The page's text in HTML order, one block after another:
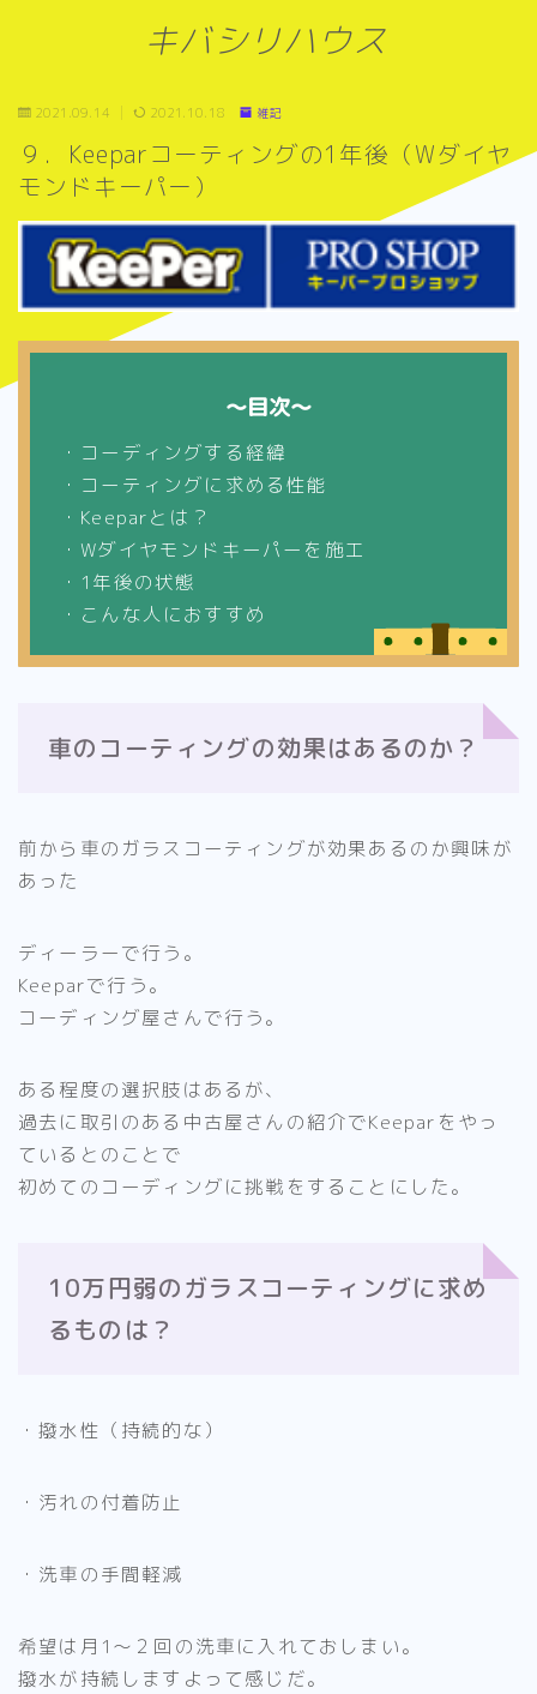
キバシリハウス
2021.09.14 2021.10.18 雑記
９．Keeparコーティングの1年後（Wダイヤ
モンドキーパー）
～目次～
・コーディングする経緯
・コーティングに求める性能
・Keeparとは？
・Wダイヤモンドキーパーを施工
・1年後の状態
・こんな人におすすめ
車のコーティングの効果はあるのか？
前から車のガラスコーティングが効果あるのか興味が
あった
ディーラーで行う。
Keeparで行う。
コーディング屋さんで行う。
ある程度の選択肢はあるが、
過去に取引のある中古屋さんの紹介でKeeparをやっ
ているとのことで
初めてのコーディングに挑戦をすることにした。
10万円弱のガラスコーティングに求め
るものは？
・撥水性（持続的な）
・汚れの付着防止
・洗車の手間軽減
希望は月1～２回の洗車に入れておしまい。
撥水が持続しますよって感じだ。